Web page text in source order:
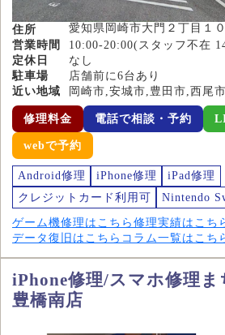
住所
愛知県岡崎市大門２丁目１
営業時間
10:00-20:00(スタッフ不在
定休日
なし
駐車場
店舗前に6台あり
近い地域
岡崎市,安城市,豊田市,西尾市
修理料金 電話で相談・予約
webで予約
Android修理 iPhone修理
iPad修理
クレジットカード利用可
Nintendo
ゲーム機修理はこちら 修理実績はこち
データ復旧はこちら コラム一覧はこち
iPhone修理/スマホ修理
豊橋南店